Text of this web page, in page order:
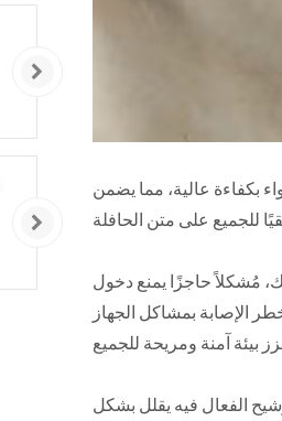
بكفاءة عالية، مما يضمن
مُشكلاً حاجزًا يمنع دخول
الإصابة بمشاكل الجهاز
الفعال فيه يقلل بشكل